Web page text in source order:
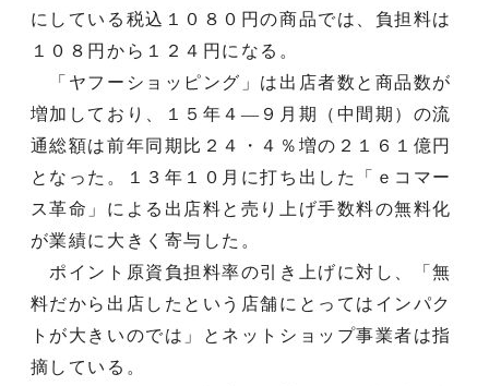
にしている税込１０８０円の商品では、負担料は
１０８円から１２４円になる。
「ヤフーショッピング」は出店者数と商品数が
増加しており、１５年４―９月期（中間期）の流
通総額は前年同期比２４・４％増の２１６１億円
となった。１３年１０月に打ち出した「ｅコマー
ス革命」による出店料と売り上げ手数料の無料化
が業績に大きく寄与した。
ポイント原資負担料率の引き上げに対し、「無
料だから出店したという店舗にとってはインパク
トが大きいのでは」とネットショップ事業者は指
摘している。